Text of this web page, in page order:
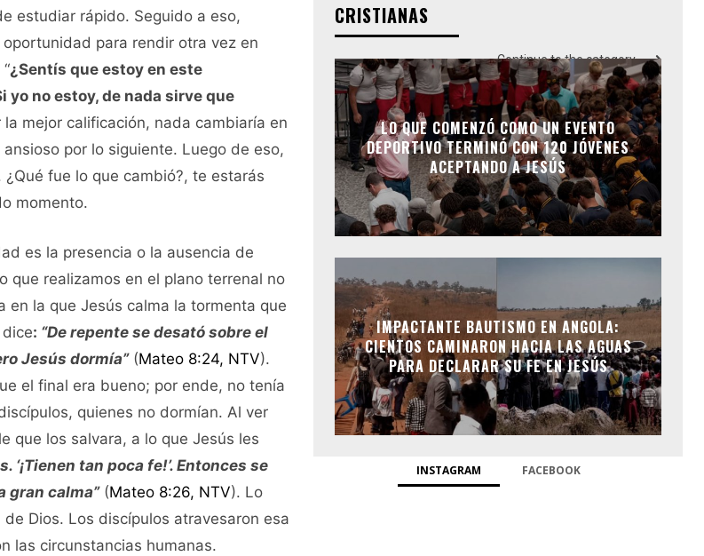
estudiar rápido. Seguido a eso,
para rendir otra vez en
¿Sentís que estoy en este
yo no estoy, de nada sirve que
mejor calificación, nada cambiaría en
por lo siguiente. Luego de eso,
fue lo que cambió?, te estarás
momento.
es la presencia o la ausencia de
que realizamos en el plano terrenal no
en la que Jesús calma la tormenta que
: “De repente se desató sobre el
Jesús dormía”(Mateo 8:24, NTV).
el final era bueno; por ende, no tenía
quienes no dormían. Al ver
que los salvara, a lo que Jesús les
‘¡Tienen tan poca fe!’. Entonces se
gran calma”(Mateo 8:26, NTV). Lo
Dios. Los discípulos atravesaron esa
las circunstancias humanas.
CRISTIANAS
Continue to the category
LO QUE COMENZÓ COMO UN EVENTO
DEPORTIVO TERMINÓ CON 120 JÓVENES
ACEPTANDO A JESÚS
IMPACTANTE BAUTISMO EN ANGOLA:
CIENTOS CAMINARON HACIA LAS AGUAS
PARA DECLARAR SU FE EN JESÚS
INSTAGRAM FACEBOOK